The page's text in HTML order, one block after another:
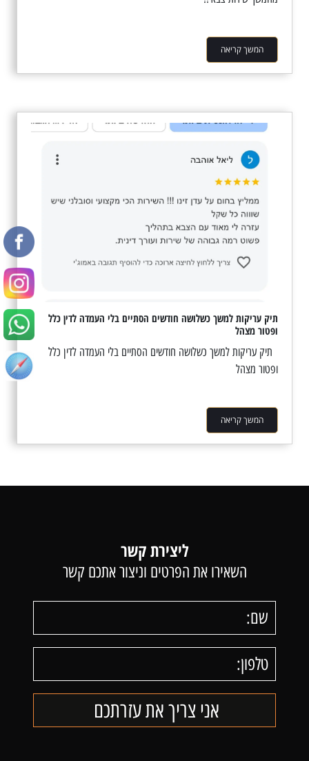
המשך קריאה
תיק עריקות למשך כשלושה חודשים הסתיים בלי העמדה לדין כלל
ופטור מצהל
תיק עריקות למשך כשלושה חודשים הסתיים בלי העמדה לדין כלל
ופטור מצהל
המשך קריאה
ליצירת קשר
השאירו את הפרטים וניצור אתכם קשר